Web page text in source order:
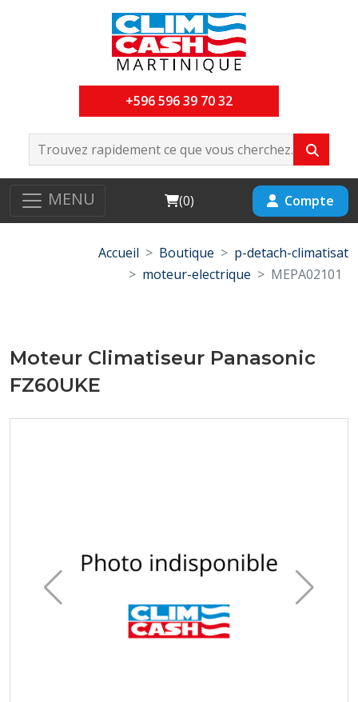
+596 596 39 70 32
MENU Cart
(0) Compte
Accueil Boutique
p-detach-climatisat
moteur-electrique
MEPA02101
Moteur Climatiseur Panasonic
FZ60UKE